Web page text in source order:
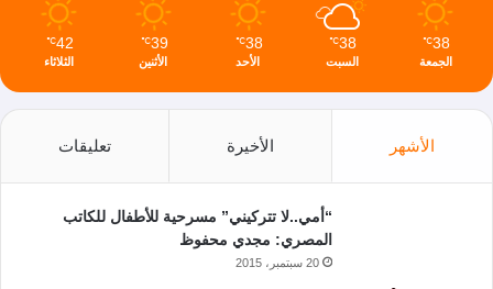
38
℃
الجمعة
38
℃
السبت
38
℃
الأحد
39
℃
الأثنين
42
℃
الثلاثاء
الأشهر الأخيرة تعليقات
“أمي..لا تتركيني” مسرحية للأطفال للكاتب
المصري: مجدي محفوظ
20 سبتمبر، 2015